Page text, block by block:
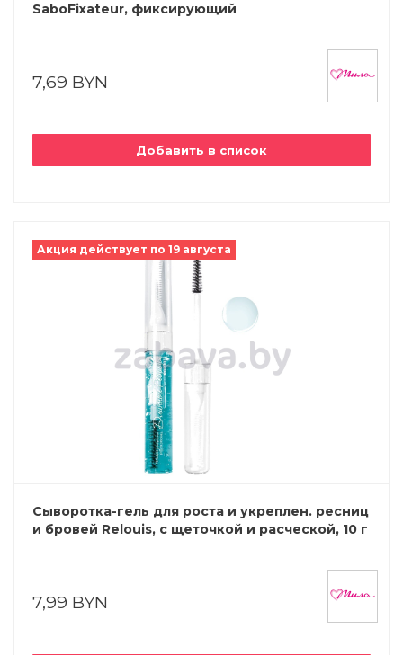
SaboFixateur, фиксирующий
7,69 BYN
Добавить в список
Акция действует по 19 августа
Сыворотка-гель для роста и укреплен. ресниц
и бровей Relouis, с щеточкой и расческой, 10 г
7,99 BYN